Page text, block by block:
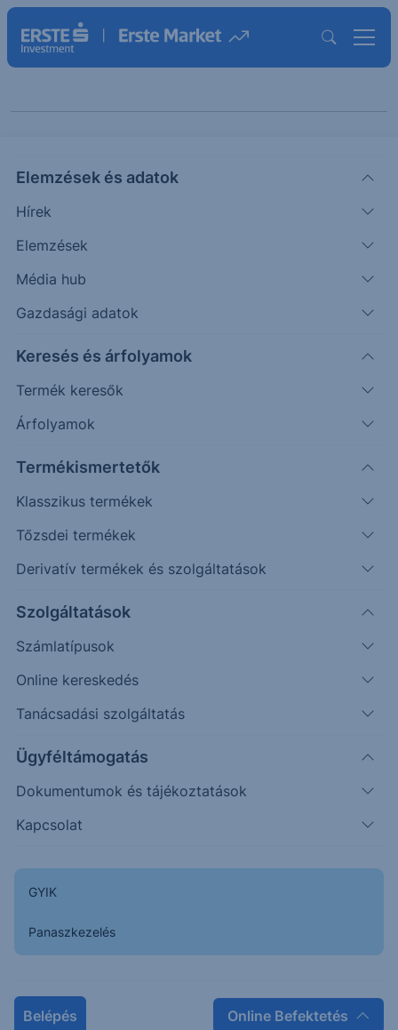
Elemzések és adatok
Hírek
Elemzések
Média hub
Gazdasági adatok
Keresés és árfolyamok
Termék keresők
Árfolyamok
Termékismertetők
Klasszikus termékek
Tőzsdei termékek
Derivatív termékek és szolgáltatások
Szolgáltatások
Számlatípusok
Online kereskedés
Tanácsadási szolgáltatás
Ügyféltámogatás
Dokumentumok és tájékoztatások
Kapcsolat
GYIK
Panaszkezelés
Belépés Online Befektetés
Témák szerint
Keresés
7616 találat cikkeink között
Szabadalmi pert vesztett a
Mercedes - Európa Best Of
Évek óta húzódó szabadalmi pert vesztett a Daimler
hogy a Mercedes megsértette a szabadalmi jogokat,
amikor légbefújóval felszerelt fejtámlás autókat
2016. május 17.
Monsato felvásárlásának
PIACI HÍREK